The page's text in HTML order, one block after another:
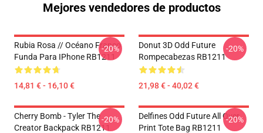
Mejores vendedores de productos
Rubia Rosa // Océano Franco
Funda Para IPhone RB1211
14,81 € - 16,10 €
-20%
Donut 3D Odd Future
Rompecabezas RB1211
21,98 € - 40,02 €
-20%
Cherry Bomb - Tyler The
Creator Backpack RB1211
-20%
Delfines Odd Future All Over
Print Tote Bag RB1211
-20%